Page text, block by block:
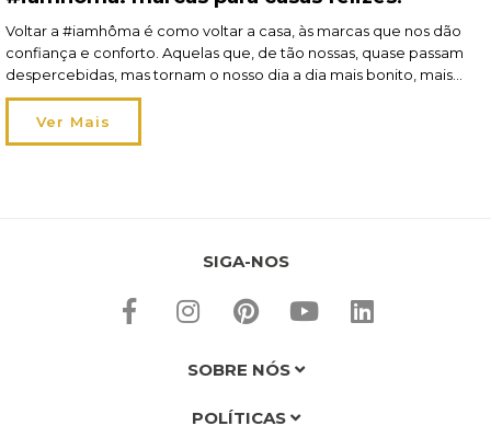
Voltar a #iamhôma é como voltar a casa, às marcas que nos dão
confiança e conforto. Aquelas que, de tão nossas, quase passam
despercebidas, mas tornam o nosso dia a dia mais bonito, mais
funcional e mais feliz. Claro que falamos de Atmosphera, 5five e
Hespéride! São estas três marcas que dão vida aos nossos […]
Ver Mais
SIGA-NOS
SOBRE NÓS
POLÍTICAS